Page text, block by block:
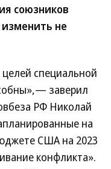
союзников
не
специальной
заверил
РФ Николай
на
США на 2023
конфликта».